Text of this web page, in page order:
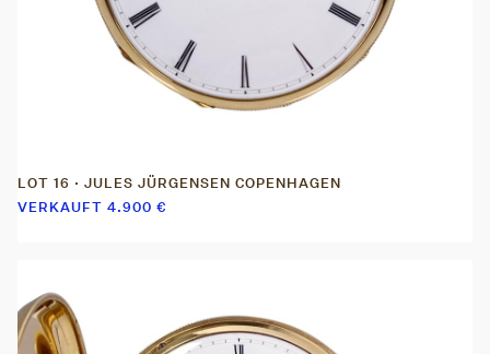
LOT 16 · JULES JÜRGENSEN COPENHAGEN
VERKAUFT 4.900 €